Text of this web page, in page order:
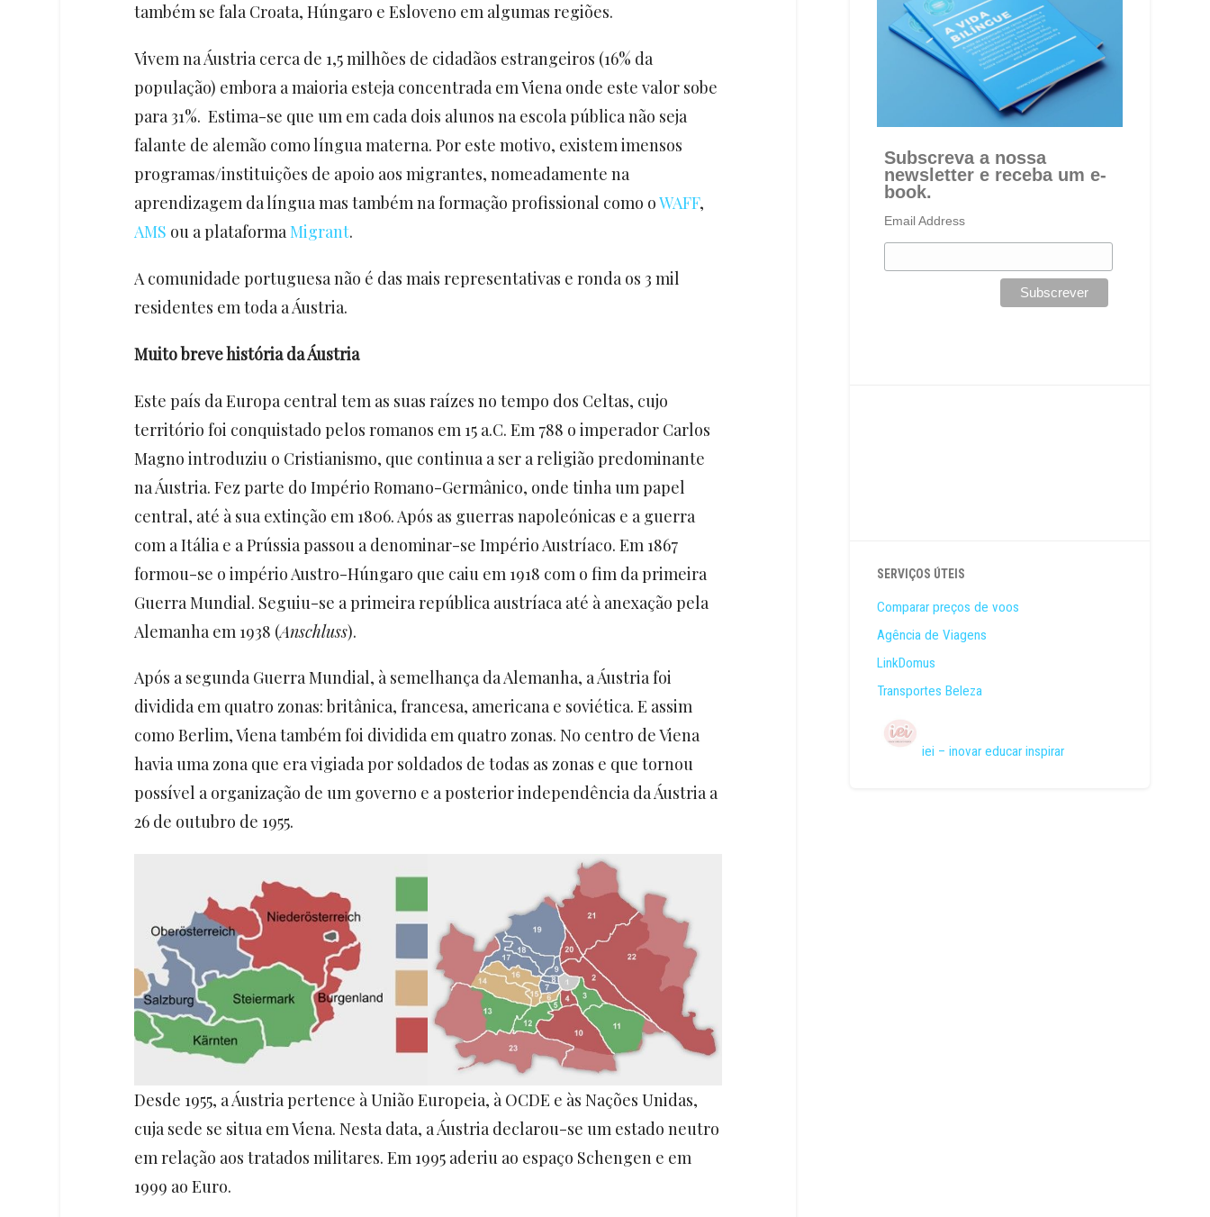
também se fala Croata, Húngaro e Esloveno em algumas regiões.
Vivem na Áustria cerca de 1,5 milhões de cidadãos estrangeiros (16% da
população) embora a maioria esteja concentrada em Viena onde este valor sobe
para 31%. Estima-se que um em cada dois alunos na escola pública não seja
falante de alemão como língua materna. Por este motivo, existem imensos
programas/instituições de apoio aos migrantes, nomeadamente na
aprendizagem da língua mas também na formação profissional como oWAFF,
AMS ou a plataformaMigrant.
A comunidade portuguesa não é das mais representativas e ronda os 3 mil
residentes em toda a Áustria.
Muito breve história da Áustria
Este país da Europa central tem as suas raízes no tempo dos Celtas, cujo
território foi conquistado pelos romanos em 15 a.C. Em 788 o imperador Carlos
Magno introduziu o Cristianismo, que continua a ser a religião predominante
na Áustria. Fez parte do Império Romano-Germânico, onde tinha um papel
central, até à sua extinção em 1806. Após as guerras napoleónicas e a guerra
com a Itália e a Prússia passou a denominar-se Império Austríaco. Em 1867
formou-se o império Austro-Húngaro que caiu em 1918 com o fim da primeira
Guerra Mundial. Seguiu-se a primeira república austríaca até à anexação pela
Alemanha em 1938 (Anschluss).
Após a segunda Guerra Mundial, à semelhança da Alemanha, a Áustria foi
dividida em quatro zonas: britânica, francesa, americana e soviética. E assim
como Berlim, Viena também foi dividida em quatro zonas. No centro de Viena
havia uma zona que era vigiada por soldados de todas as zonas e que tornou
possível a organização de um governo e a posterior independência da Áustria a
26 de outubro de 1955.
Desde 1955, a Áustria pertence à União Europeia, à OCDE e às Nações Unidas,
cuja sede se situa em Viena. Nesta data, a Áustria declarou-se um estado neutro
em relação aos tratados militares. Em 1995 aderiu ao espaço Schengen e em
1999 ao Euro.
Subscreva a nossa
newsletter e receba um e-
book.
Email Address
SERVIÇOS ÚTEIS
Comparar preços de voos
Agência de Viagens
LinkDomus
Transportes Beleza
iei – inovar educar inspirar